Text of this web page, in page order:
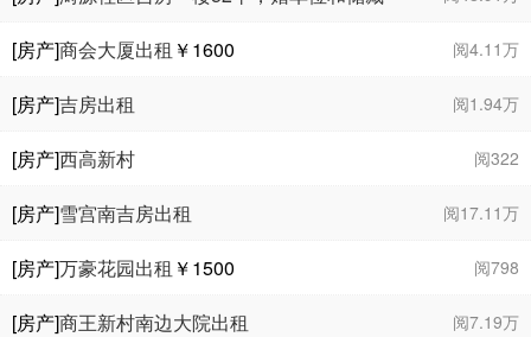
室出售。
阅4.11万
[房产]商会大厦出租 ￥1600
阅1.94万
[房产]吉房出租
阅322
[房产]西高新村
阅17.11万
[房产]雪宫南吉房出租
阅798
[房产]万豪花园出租 ￥1500
阅7.19万
[房产]商王新村南边大院出租